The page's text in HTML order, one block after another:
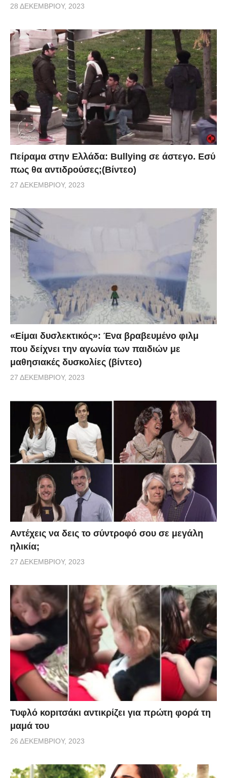
28 ΔΕΚΕΜΒΡΊΟΥ, 2023
Πείραμα στην Ελλάδα: Bullying σε άστεγο. Εσύ
πως θα αντιδρούσες;(Βίντεο)
27 ΔΕΚΕΜΒΡΊΟΥ, 2023
«Είμαι δυσλεκτικός»: Ένα βραβευμένο φιλμ
που δείχνει την αγωνία των παιδιών με
μαθησιακές δυσκολίες (βίντεο)
27 ΔΕΚΕΜΒΡΊΟΥ, 2023
Αντέχεις να δεις το σύντροφό σου σε μεγάλη
ηλικία;
27 ΔΕΚΕΜΒΡΊΟΥ, 2023
Τυφλό κοpιτσάκι αντικρίζει για πρώτη φορά τη
μαμά του
26 ΔΕΚΕΜΒΡΊΟΥ, 2023